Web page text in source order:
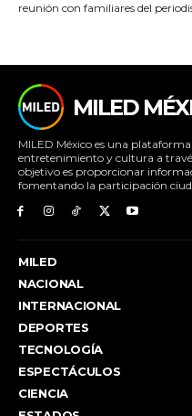
reunión con familiares del
MILED
MILED México es una
entretenimiento y cultura a
objetivo es proporcionar
fomentando la participación
MILED
NACIONAL
INTERNACIONAL
DEPORTES
TECNOLOGÍA
ESPECTÁCULOS
CIENCIA